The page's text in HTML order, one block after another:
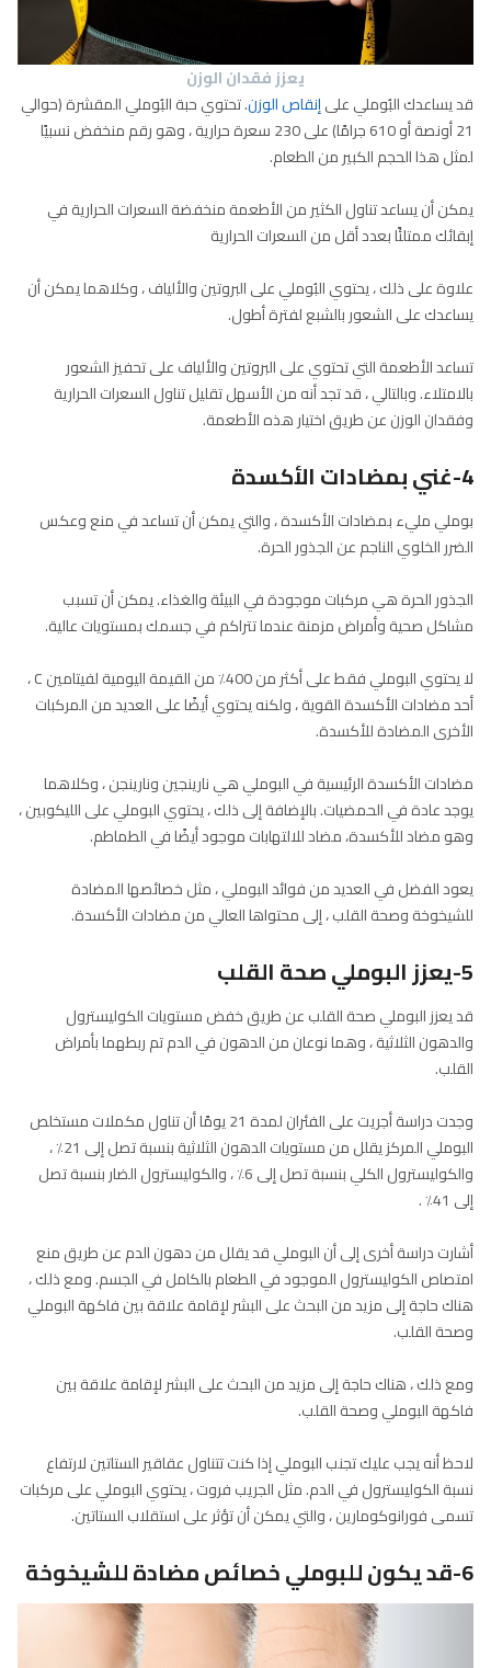
يعزز فقدان الوزن
قد يساعدك البُوملي علىإنقاص الوزن. تحتوي حبة البُوملي المقشرة (حوالي
21 أونصة أو 610 جرامًا) على 230 سعرة حرارية ، وهو رقم منخفض نسبيًا
لمثل هذا الحجم الكبير من الطعام.
يمكن أن يساعد تناول الكثير من الأطعمة منخفضة السعرات الحرارية في
إبقائك ممتلئًا بعدد أقل من السعرات الحرارية
علاوة على ذلك ، يحتوي البُوملي على البروتين والألياف ، وكلاهما يمكن أن
يساعدك على الشعور بالشبع لفترة أطول.
تساعد الأطعمة التي تحتوي على البروتين والألياف على تحفيز الشعور
بالامتلاء. وبالتالي ، قد تجد أنه من الأسهل تقليل تناول السعرات الحرارية
وفقدان الوزن عن طريق اختيار هذه الأطعمة.
4-غني بمضادات الأكسدة
بوملي مليء بمضادات الأكسدة ، والتي يمكن أن تساعد في منع وعكس
الضرر الخلوي الناجم عن الجذور الحرة.
الجذور الحرة هي مركبات موجودة في البيئة والغذاء. يمكن أن تسبب
مشاكل صحية وأمراض مزمنة عندما تتراكم في جسمك بمستويات عالية.
لا يحتوي البوملي فقط على أكثر من 400٪ من القيمة اليومية لفيتامين C ،
أحد مضادات الأكسدة القوية ، ولكنه يحتوي أيضًا على العديد من المركبات
الأخرى المضادة للأكسدة.
مضادات الأكسدة الرئيسية في البوملي هي نارينجين ونارينجن ، وكلاهما
يوجد عادة في الحمضيات. بالإضافة إلى ذلك ، يحتوي البوملي على الليكوبين ،
وهو مضاد للأكسدة، مضاد للالتهابات موجود أيضًا في الطماطم.
يعود الفضل في العديد من فوائد البوملي ، مثل خصائصها المضادة
للشيخوخة وصحة القلب ، إلى محتواها العالي من مضادات الأكسدة.
5-يعزز البوملي صحة القلب
قد يعزز البوملي صحة القلب عن طريق خفض مستويات الكوليسترول
والدهون الثلاثية ، وهما نوعان من الدهون في الدم تم ربطهما بأمراض
القلب.
وجدت دراسة أجريت على الفئران لمدة 21 يومًا أن تناول مكملات مستخلص
البوملي المركز يقلل من مستويات الدهون الثلاثية بنسبة تصل إلى 21٪ ،
والكوليسترول الكلي بنسبة تصل إلى 6٪ ، والكوليسترول الضار بنسبة تصل
إلى 41٪ .
أشارت دراسة أخرى إلى أن البوملي قد يقلل من دهون الدم عن طريق منع
امتصاص الكوليسترول الموجود في الطعام بالكامل في الجسم. ومع ذلك ،
هناك حاجة إلى مزيد من البحث على البشر لإقامة علاقة بين فاكهة البوملي
وصحة القلب.
ومع ذلك ، هناك حاجة إلى مزيد من البحث على البشر لإقامة علاقة بين
فاكهة البوملي وصحة القلب.
لاحظ أنه يجب عليك تجنب البوملي إذا كنت تتناول عقاقير الستاتين لارتفاع
نسبة الكوليسترول في الدم. مثل الجريب فروت ، يحتوي البوملي على مركبات
تسمى فورانوكومارين ، والتي يمكن أن تؤثر على استقلاب الستاتين.
6-قد يكون للبوملي خصائص مضادة للشيخوخة